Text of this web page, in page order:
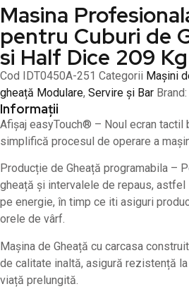
Masina
pentru Cuburi de
si Half Dice 209 Kg
Cod IDT0450A-251 Categorii Mașini
gheață Modulare, Servire și Bar Brand:
Informații
Afișaj easyTouch® – Noul ecran tactil
simplifică procesul de operare a
Producție de Gheață programabila –
gheață și intervalele de repaus,
pe energie, în timp ce iti asiguri
orele de vârf.
Mașina de Gheață cu carcasa
de calitate inaltă, asigură rezistență
viață prelungită.